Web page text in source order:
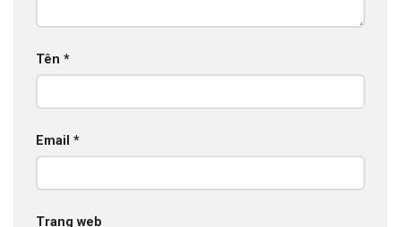
Tên *
Email *
Trang web